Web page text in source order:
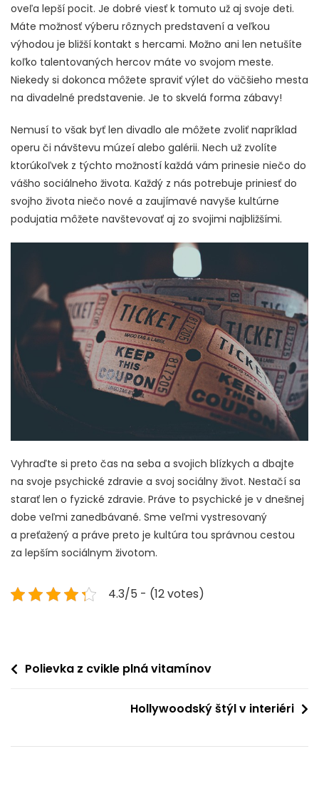
oveľa lepší pocit. Je dobré viesť k tomuto už aj svoje deti.
Máte možnosť výberu rôznych predstavení a veľkou
výhodou je bližší kontakt s hercami. Možno ani len netušíte
koľko talentovaných hercov máte vo svojom meste.
Niekedy si dokonca môžete spraviť výlet do väčšieho mesta
na divadelné predstavenie. Je to skvelá forma zábavy!
Nemusí to však byť len divadlo ale môžete zvoliť napríklad
operu či návštevu múzeí alebo galérii. Nech už zvolíte
ktorúkoľvek z týchto možností každá vám prinesie niečo do
vášho sociálneho života. Každý z nás potrebuje priniesť do
svojho života niečo nové a zaujímavé navyše kultúrne
podujatia môžete navštevovať aj zo svojimi najbližšími.
Vyhraďte si preto čas na seba a svojich blízkych a dbajte
na svoje psychické zdravie a svoj sociálny život. Nestačí sa
starať len o fyzické zdravie. Práve to psychické je v dnešnej
dobe veľmi zanedbávané. Sme veľmi vystresovaný
a preťažený a práve preto je kultúra tou správnou cestou
za lepším sociálnym životom.
4.3/5 - (12 votes)
Navigace
Polievka z cvikle plná vitamínov
Hollywoodský štýl v interiéri